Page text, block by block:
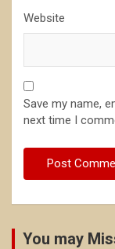
Website
Save my name,
next time I
You may